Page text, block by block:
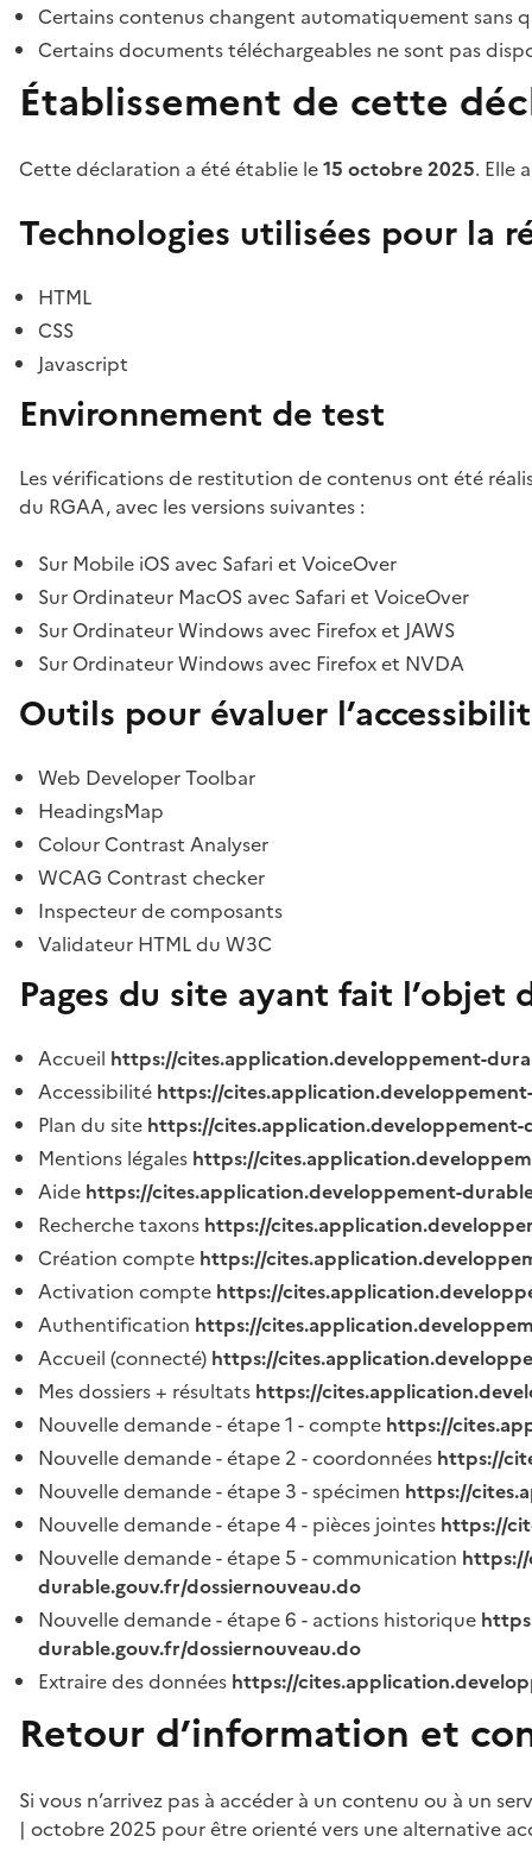
Certains contenus changent automatiquement sans
Certains documents téléchargeables ne sont pas
Établissement de cette
Cette déclaration a été établie le15 octobre 2025. Elle
Technologies utilisées pour la
HTML
CSS
Javascript
Environnement de test
Les vérifications de restitution de contenus ont été
du RGAA, avec les versions suivantes :
Sur Mobile iOS avec Safari et VoiceOver
Sur Ordinateur MacOS avec Safari et VoiceOver
Sur Ordinateur Windows avec Firefox et JAWS
Sur Ordinateur Windows avec Firefox et NVDA
Outils pour évaluer
Web Developer Toolbar
HeadingsMap
Colour Contrast Analyser
WCAG Contrast checker
Inspecteur de composants
Validateur HTML du W3C
Pages du site ayant fait
Accueil https://cites.application.developpement-
Accessibilité https://
Plan du site https://
Mentions légales https://
Aide https://cites.application.developpement-
Recherche taxons https://
Création compte https://
Activation compte https://
Authentification https://
Accueil (connecté) https://
Mes dossiers + résultats https://
Nouvelle demande - étape 1 - compte https://
Nouvelle demande - étape 2 - coordonnées https://
Nouvelle demande - étape 3 - spécimen https://
Nouvelle demande - étape 4 - pièces jointes https://
Nouvelle demande - étape 5 - communication
durable.gouv.fr/dossiernouveau.do
Nouvelle demande - étape 6 - actions historique
durable.gouv.fr/dossiernouveau.do
Extraire des données https://
Retour d’information et
Si vous n’arrivez pas à accéder à un contenu ou à un
| octobre 2025 pour être orienté vers une alternative